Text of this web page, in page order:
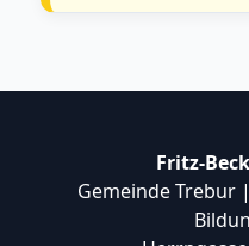
Fritz-
Gemeinde Trebur